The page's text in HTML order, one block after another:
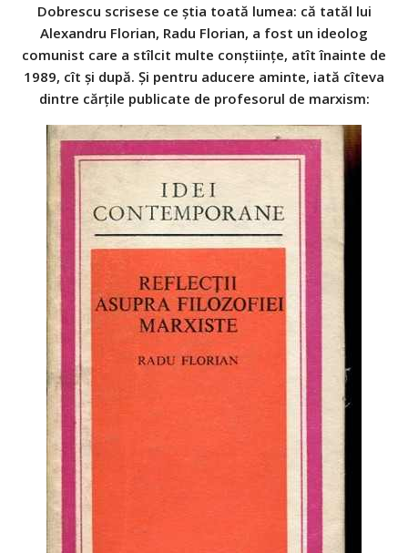
Dobrescu scrisese ce ştia toată lumea: că tatăl lui
Alexandru Florian, Radu Florian, a fost un ideolog
comunist care a stîlcit multe conştiinţe, atît înainte de
1989, cît şi după. Şi pentru aducere aminte, iată cîteva
dintre cărţile publicate de profesorul de marxism: